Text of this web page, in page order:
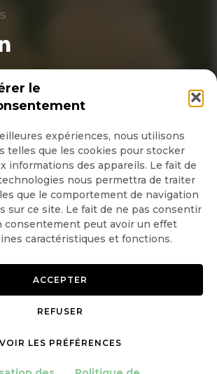
le
expériences, nous utilisons
telles que les cookies pour stocker
informations des appareils. Le fait de
nous permettra de traiter
que le comportement de navigation
sur ce site. Le fait de ne pas consentir
consentement peut avoir un effet
caractéristiques et fonctions.
ACCEPTER
REFUSER
VOIR LES PRÉFÉRENCES
NEWSLETTER
Politique de confidentialité